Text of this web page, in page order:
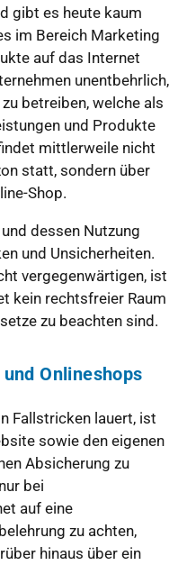
gibt es heute kaum
im Bereich Marketing
auf das Internet
unentbehrlich,
betreiben, welche als
und Produkte
mittlerweile nicht
statt, sondern über
Shop.
dessen Nutzung
und Unsicherheiten.
vergegenwärtigen, ist
kein rechtsfreier Raum
zu beachten sind.
Onlineshops
Fallstricken lauert, ist
sowie den eigenen
Absicherung zu
bei
auf eine
zu achten,
hinaus über ein